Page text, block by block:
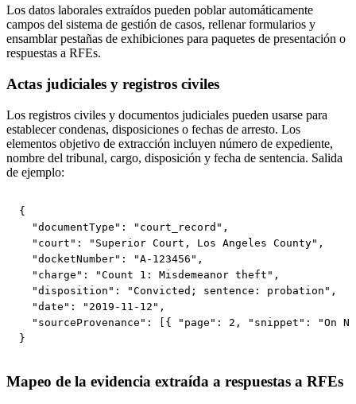
Los datos laborales extraídos pueden poblar automáticamente
campos del sistema de gestión de casos, rellenar formularios y
ensamblar pestañas de exhibiciones para paquetes de presentación o
respuestas a RFEs.
Actas judiciales y registros civiles
Los registros civiles y documentos judiciales pueden usarse para
establecer condenas, disposiciones o fechas de arresto. Los
elementos objetivo de extracción incluyen número de expediente,
nombre del tribunal, cargo, disposición y fecha de sentencia. Salida
de ejemplo:
{
  "documentType": "court_record",
  "court": "Superior Court, Los Angeles County",
  "docketNumber": "A-123456",
  "charge": "Count 1: Misdemeanor theft",
  "disposition": "Convicted; sentence: probation",
  "date": "2019-11-12",
"sourceProvenance": [{ "page": 2, "snippet": "On
}
Mapeo de la evidencia extraída a respuestas a RFEs